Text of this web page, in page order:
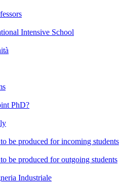
Intensive School
PhD?
be produced for incoming students
be produced for outgoing students
Industriale